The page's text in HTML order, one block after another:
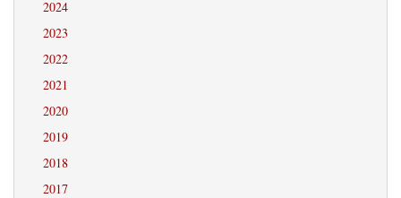
2024
2023
2022
2021
2020
2019
2018
2017